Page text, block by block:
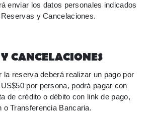
enviar los datos personales indicados
y Cancelaciones.
CANCELACIONES
la reserva deberá realizar un pago por
por persona, podrá pagar con
de crédito o débito con link de pago,
o Transferencia Bancaria.